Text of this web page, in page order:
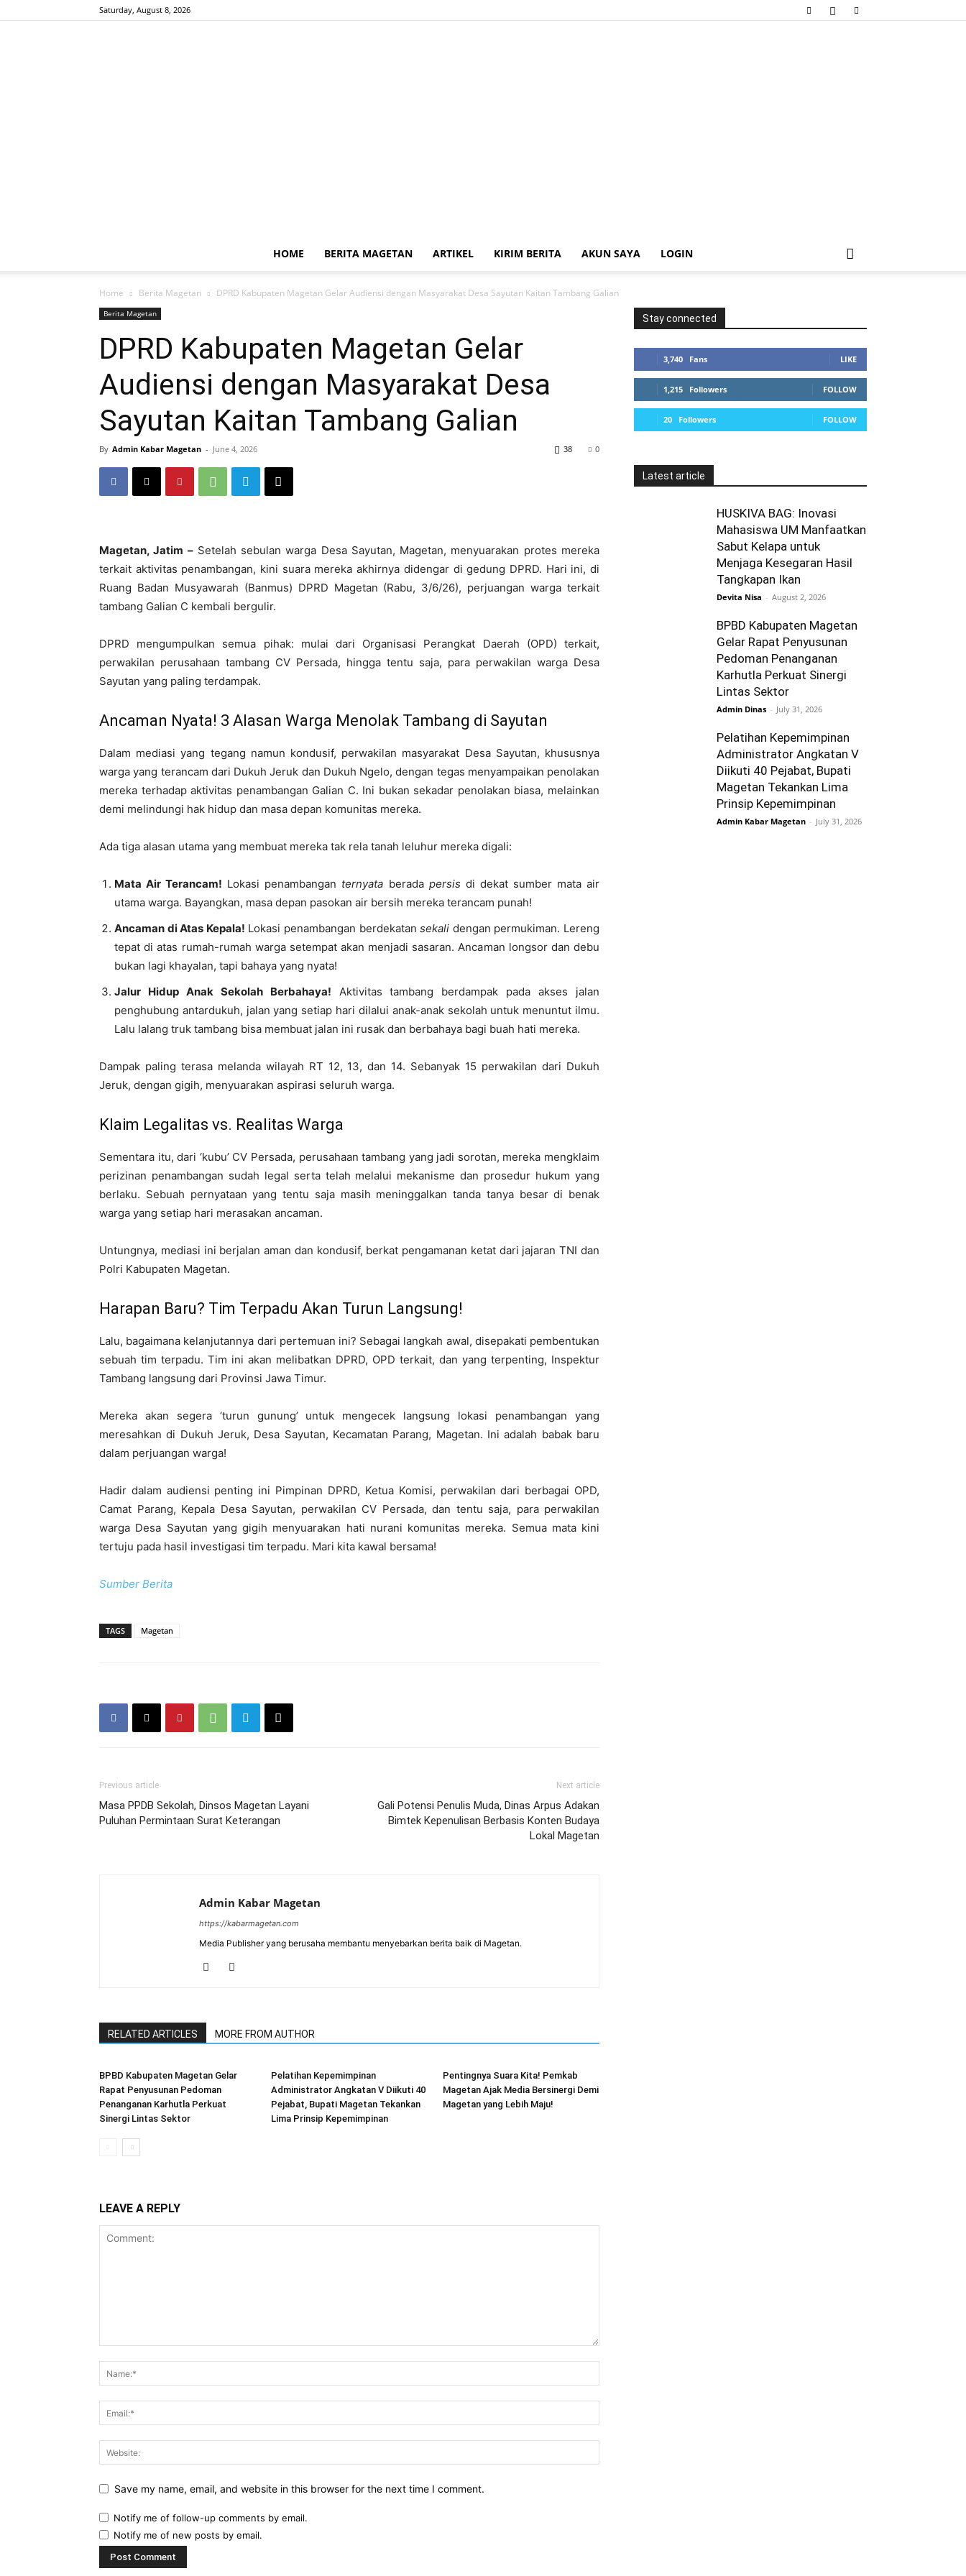
Saturday, August 8, 2026
Magetan
HOME BERITA MAGETAN ARTIKEL KIRIM BERITA AKUN SAYA LOGIN
Home Berita Magetan DPRD Kabupaten Magetan Gelar Audiensi dengan Masyarakat Desa Sayutan Kaitan Tambang Galian
Berita Magetan
DPRD Kabupaten Magetan Gelar
Audiensi dengan Masyarakat Desa
Sayutan Kaitan Tambang Galian
By Admin Kabar Magetan - June 4, 2026 0
38
Magetan, Jatim –Setelah sebulan warga Desa Sayutan, Magetan, menyuarakan protes mereka
terkait aktivitas penambangan, kini suara mereka akhirnya didengar di gedung DPRD. Hari ini, di
Ruang Badan Musyawarah (Banmus) DPRD Magetan (Rabu, 3/6/26), perjuangan warga terkait
tambang Galian C kembali bergulir.
DPRD mengumpulkan semua pihak: mulai dari Organisasi Perangkat Daerah (OPD) terkait,
perwakilan perusahaan tambang CV Persada, hingga tentu saja, para perwakilan warga Desa
Sayutan yang paling terdampak.
Ancaman Nyata! 3 Alasan Warga Menolak Tambang di Sayutan
Dalam mediasi yang tegang namun kondusif, perwakilan masyarakat Desa Sayutan, khususnya
warga yang terancam dari Dukuh Jeruk dan Dukuh Ngelo, dengan tegas menyampaikan penolakan
mereka terhadap aktivitas penambangan Galian C. Ini bukan sekadar penolakan biasa, melainkan
demi melindungi hak hidup dan masa depan komunitas mereka.
Ada tiga alasan utama yang membuat mereka tak rela tanah leluhur mereka digali:
Mata Air Terancam! Lokasi penambangan ternyata berada persis di dekat sumber mata air
utama warga. Bayangkan, masa depan pasokan air bersih mereka terancam punah!
Ancaman di Atas Kepala! Lokasi penambangan berdekatansekali dengan permukiman. Lereng
tepat di atas rumah-rumah warga setempat akan menjadi sasaran. Ancaman longsor dan debu
bukan lagi khayalan, tapi bahaya yang nyata!
Jalur Hidup Anak Sekolah Berbahaya! Aktivitas tambang berdampak pada akses jalan
penghubung antardukuh, jalan yang setiap hari dilalui anak-anak sekolah untuk menuntut ilmu.
Lalu lalang truk tambang bisa membuat jalan ini rusak dan berbahaya bagi buah hati mereka.
Dampak paling terasa melanda wilayah RT 12, 13, dan 14. Sebanyak 15 perwakilan dari Dukuh
Jeruk, dengan gigih, menyuarakan aspirasi seluruh warga.
Klaim Legalitas vs. Realitas Warga
Sementara itu, dari ‘kubu’ CV Persada, perusahaan tambang yang jadi sorotan, mereka mengklaim
perizinan penambangan sudah legal serta telah melalui mekanisme dan prosedur hukum yang
berlaku. Sebuah pernyataan yang tentu saja masih meninggalkan tanda tanya besar di benak
warga yang setiap hari merasakan ancaman.
Untungnya, mediasi ini berjalan aman dan kondusif, berkat pengamanan ketat dari jajaran TNI dan
Polri Kabupaten Magetan.
Harapan Baru? Tim Terpadu Akan Turun Langsung!
Lalu, bagaimana kelanjutannya dari pertemuan ini? Sebagai langkah awal, disepakati pembentukan
sebuah tim terpadu. Tim ini akan melibatkan DPRD, OPD terkait, dan yang terpenting, Inspektur
Tambang langsung dari Provinsi Jawa Timur.
Mereka akan segera ‘turun gunung’ untuk mengecek langsung lokasi penambangan yang
meresahkan di Dukuh Jeruk, Desa Sayutan, Kecamatan Parang, Magetan. Ini adalah babak baru
dalam perjuangan warga!
Hadir dalam audiensi penting ini Pimpinan DPRD, Ketua Komisi, perwakilan dari berbagai OPD,
Camat Parang, Kepala Desa Sayutan, perwakilan CV Persada, dan tentu saja, para perwakilan
warga Desa Sayutan yang gigih menyuarakan hati nurani komunitas mereka. Semua mata kini
tertuju pada hasil investigasi tim terpadu. Mari kita kawal bersama!
Sumber Berita
TAGS Magetan
Previous article
Masa PPDB Sekolah, Dinsos Magetan Layani
Puluhan Permintaan Surat Keterangan
Next article
Gali Potensi Penulis Muda, Dinas Arpus Adakan
Bimtek Kepenulisan Berbasis Konten Budaya
Lokal Magetan
Admin Kabar Magetan
https://kabarmagetan.com
Media Publisher yang berusaha membantu menyebarkan berita baik di Magetan.
RELATED ARTICLES MORE FROM AUTHOR
BPBD Kabupaten Magetan Gelar
Rapat Penyusunan Pedoman
Penanganan Karhutla Perkuat
Sinergi Lintas Sektor
Pelatihan Kepemimpinan
Administrator Angkatan V Diikuti 40
Pejabat, Bupati Magetan Tekankan
Lima Prinsip Kepemimpinan
Pentingnya Suara Kita! Pemkab
Magetan Ajak Media Bersinergi Demi
Magetan yang Lebih Maju!
LEAVE A REPLY
Save my name, email, and website in this browser for the next time I comment.
Notify me of follow-up comments by email.
Notify me of new posts by email.
Stay connected
3,740 Fans LIKE
1,215 Followers FOLLOW
20 Followers FOLLOW
Latest article
HUSKIVA BAG: Inovasi
Mahasiswa UM Manfaatkan
Sabut Kelapa untuk
Menjaga Kesegaran Hasil
Tangkapan Ikan
Devita Nisa - August 2, 2026
BPBD Kabupaten Magetan
Gelar Rapat Penyusunan
Pedoman Penanganan
Karhutla Perkuat Sinergi
Lintas Sektor
Admin Dinas - July 31, 2026
Pelatihan Kepemimpinan
Administrator Angkatan V
Diikuti 40 Pejabat, Bupati
Magetan Tekankan Lima
Prinsip Kepemimpinan
Admin Kabar Magetan - July 31, 2026